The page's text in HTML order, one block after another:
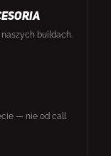
buildach.
— nie od call